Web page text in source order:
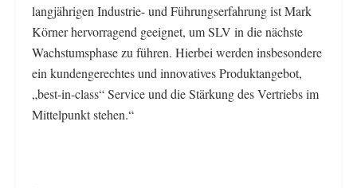
langjährigen Industrie- und Führungserfahrung ist Mark
Körner hervorragend geeignet, um SLV in die nächste
Wachstumsphase zu führen. Hierbei werden insbesondere
ein kundengerechtes und innovatives Produktangebot,
„best-in-class“ Service und die Stärkung des Vertriebs im
Mittelpunkt stehen.“